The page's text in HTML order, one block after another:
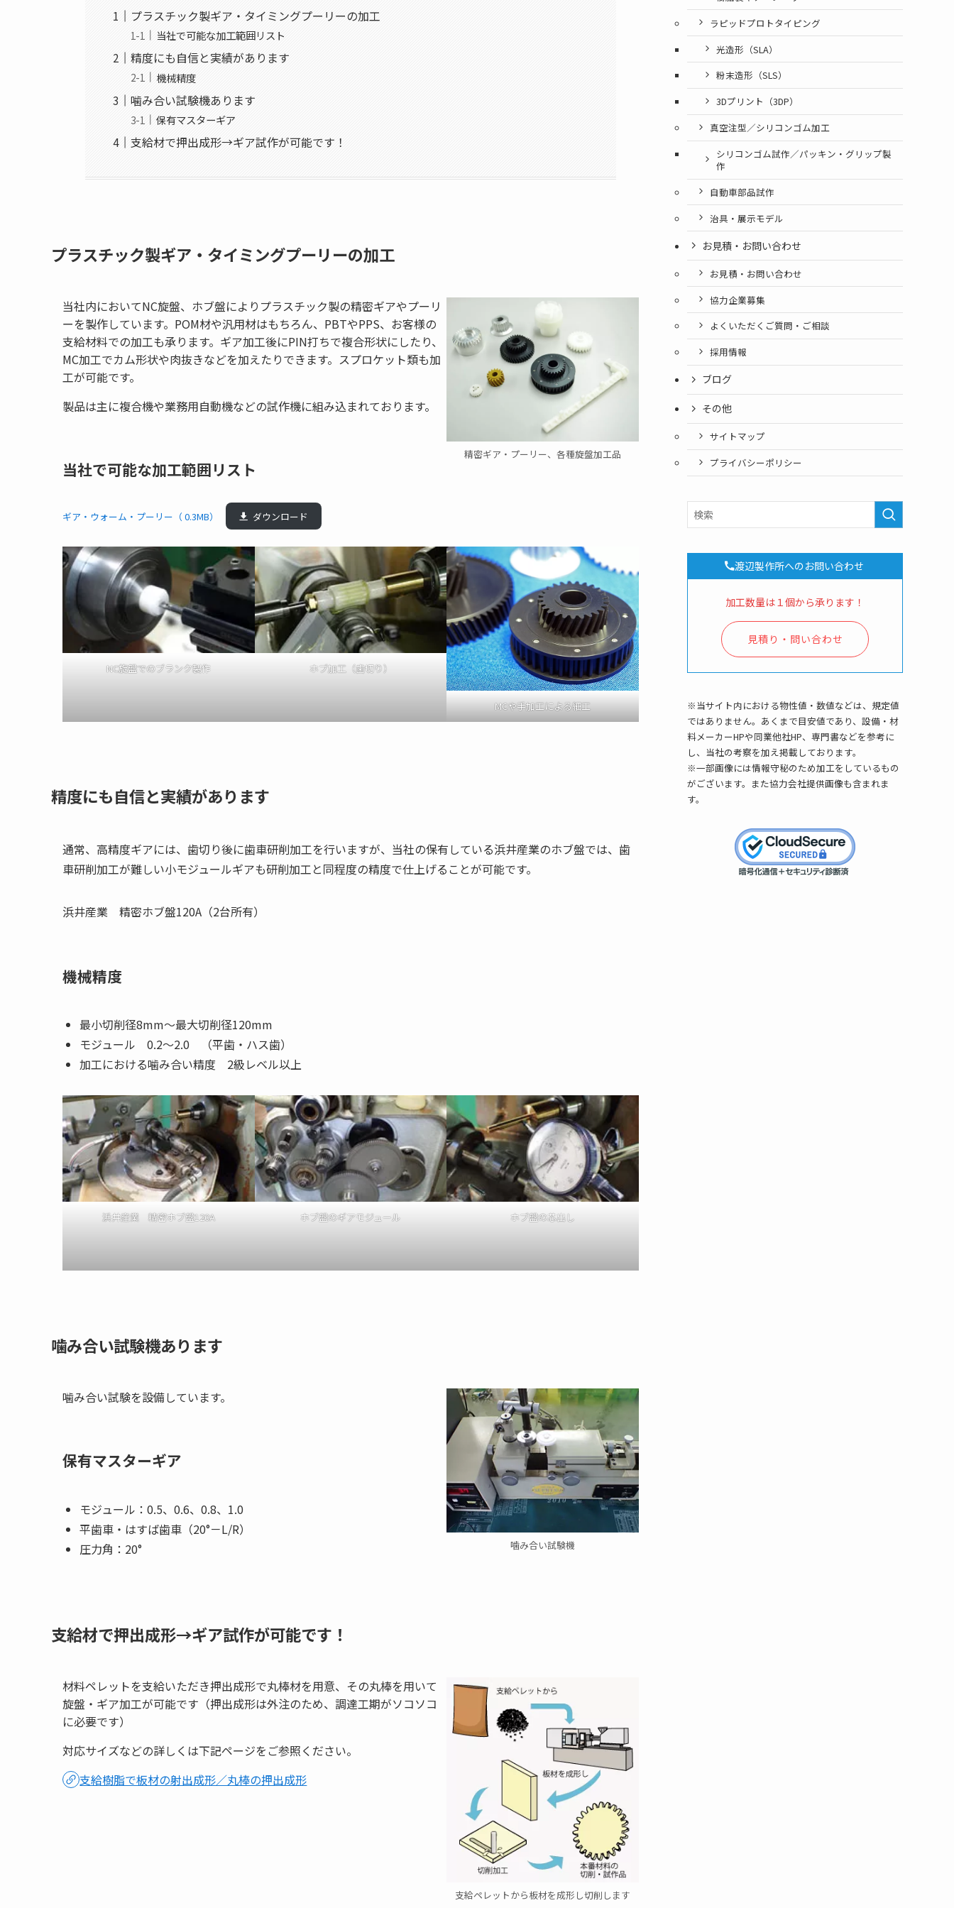
プラスチック製ギア・タイミングプーリーの加工
当社で可能な加工範囲リスト
精度にも自信と実績があります
機械精度
噛み合い試験機あります
保有マスターギア
支給材で押出成形→ギア試作が可能です！
プラスチック製ギア・タイミングプーリーの加工
当社内においてNC旋盤、ホブ盤によりプラスチック製の精密ギアやプーリ
ーを製作しています。POM材や汎用材はもちろん、PBTやPPS、お客様の
支給材料での加工も承ります。ギア加工後にPIN打ちで複合形状にしたり、
MC加工でカム形状や肉抜きなどを加えたりできます。スプロケット類も加
工が可能です。
製品は主に複合機や業務用自動機などの試作機に組み込まれております。
当社で可能な加工範囲リスト
ギア・ウォーム・プーリー（ 0.3MB） ダウンロード
精密ギア・プーリー、各種旋盤加工品
NC旋盤でのブランク製作 ホブ加工（歯切り）
MCや手加工による細工
精度にも自信と実績があります
通常、高精度ギアには、歯切り後に歯車研削加工を行いますが、当社の保有している浜井産業のホブ盤では、歯
車研削加工が難しい小モジュールギアも研削加工と同程度の精度で仕上げることが可能です。
浜井産業 精密ホブ盤120A（2台所有）
機械精度
最小切削径8mm～最大切削径120mm
モジュール 0.2～2.0 （平歯・ハス歯）
加工における噛み合い精度 2級レベル以上
浜井産業 精密ホブ盤120A ホブ盤のギアモジュール ホブ盤の芯出し
噛み合い試験機あります
噛み合い試験を設備しています。
保有マスターギア
モジュール：0.5、0.6、0.8、1.0
平歯車・はすば歯車（20°－L/R）
圧力角：20°
噛み合い試験機
支給材で押出成形→ギア試作が可能です！
材料ペレットを支給いただき押出成形で丸棒材を用意、その丸棒を用いて
旋盤・ギア加工が可能です（押出成形は外注のため、調達工期がソコソコ
に必要です）
対応サイズなどの詳しくは下記ページをご参照ください。
支給樹脂で板材の射出成形／丸棒の押出成形
支給ペレットから板材を成形し切削します
ラピッドプロトタイピング
光造形（SLA）
粉末造形（SLS）
3Dプリント（3DP）
真空注型／シリコンゴム加工
シリコンゴム試作／パッキン・グリップ製
作
自動車部品試作
治具・展示モデル
お見積・お問い合わせ
お見積・お問い合わせ
協力企業募集
よくいただくご質問・ご相談
採用情報
ブログ
その他
サイトマップ
プライバシーポリシー
渡辺製作所へのお問い合わせ
加工数量は１個から承ります！
見積り・問い合わせ
※当サイト内における物性値・数値などは、規定値
ではありません。あくまで目安値であり、設備・材
料メーカーHPや同業他社HP、専門書などを参考に
し、当社の考察を加え掲載しております。
※一部画像には情報守秘のため加工をしているもの
がございます。また協力会社提供画像も含まれま
す。